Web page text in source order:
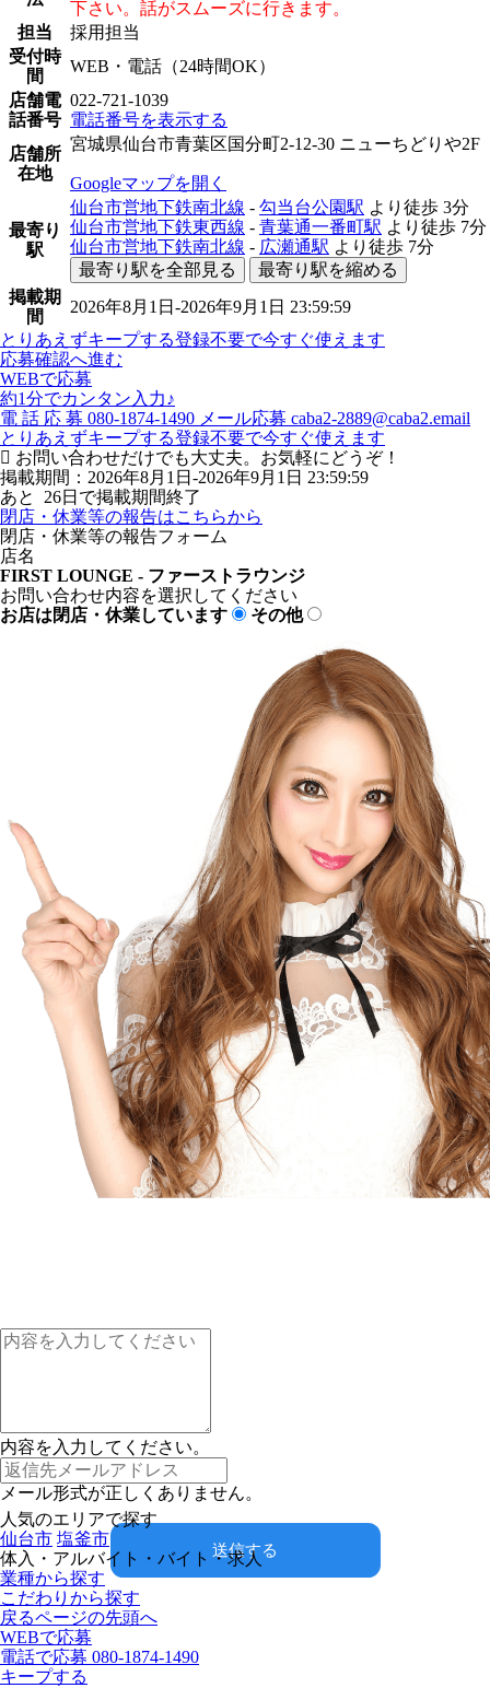
下さい。話がスムーズに行きます。
担当
採用担当
受付時
間
WEB・電話（24時間OK）
店舗電
話番号
022-721-1039
電話番号を表示する
店舗所
在地
宮城県仙台市青葉区国分町2-12-30 ニューちどりや2F
Googleマップを開く
最寄り
駅
仙台市営地下鉄南北線 - 勾当台公園駅 より徒歩 3分
仙台市営地下鉄東西線 - 青葉通一番町駅 より徒歩 7分
仙台市営地下鉄南北線 - 広瀬通駅 より徒歩 7分
最寄り駅を全部見る
最寄り駅を縮める
掲載期
間
2026年8月1日-2026年9月1日 23:59:59
とりあえずキープする登録不要で今すぐ使えます
応募確認へ進む
WEBで応募
約1分でカンタン入力♪
電 話 応 募 080-1874-1490 メール応募 caba2-2889@caba2.email
とりあえずキープする登録不要で今すぐ使えます
お問い合わせだけでも大丈夫。お気軽にどうぞ！
掲載期間：2026年8月1日-2026年9月1日 23:59:59
あと 26日で掲載期間終了
閉店・休業等の報告はこちらから
閉店・休業等の報告フォーム
店名
FIRST LOUNGE - ファーストラウンジ
お問い合わせ内容を選択してください
お店は閉店・休業しています
その他
内容を入力してください。
メール形式が正しくありません。
送信する
人気のエリアで探す
仙台市 塩釜市
体入・アルバイト・バイト・求人
業種から探す
こだわりから探す
戻るページの先頭へ
WEBで応募
電話で応募 080-1874-1490
キープする